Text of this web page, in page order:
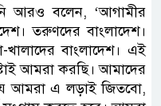
আরও বলেন, ‘আগামীর
তরুণদের বাংলাদেশ।
খালাদের বাংলাদেশ। এই
আমরা করছি। আমাদের
আমরা এ লড়াই জিতবো,